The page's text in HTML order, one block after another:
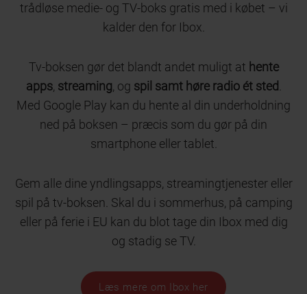
trådløse medie- og TV-boks gratis med i købet – vi
kalder den for Ibox.
Tv-boksen gør det blandt andet muligt at hente
apps, streaming , og spil samt høre radio ét sted
Med Google Play kan du hente al din underholdning
ned på boksen – præcis som du gør på din
smartphone eller tablet.
Gem alle dine yndlingsapps, streamingtjenester eller
spil på tv-boksen. Skal du i sommerhus, på camping
eller på ferie i EU kan du blot tage din Ibox med dig
og stadig se TV.
Læs mere om Ibox her